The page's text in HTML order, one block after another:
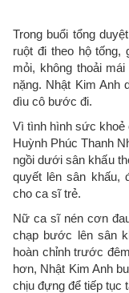
Trong buổi tổng
ruột đi theo hộ
mỏi, không thoải
nặng. Nhật Kim Anh
dìu cô bước đi.
Vì tình hình sức khoẻ
Huỳnh Phúc Thanh
ngồi dưới sân khấu
quyết lên sân khấu,
cho ca sĩ trẻ.
Nữ ca sĩ nén cơn
chạp bước lên sân
hoàn chỉnh trước
hơn, Nhật Kim Anh
chịu đựng để tiếp tục